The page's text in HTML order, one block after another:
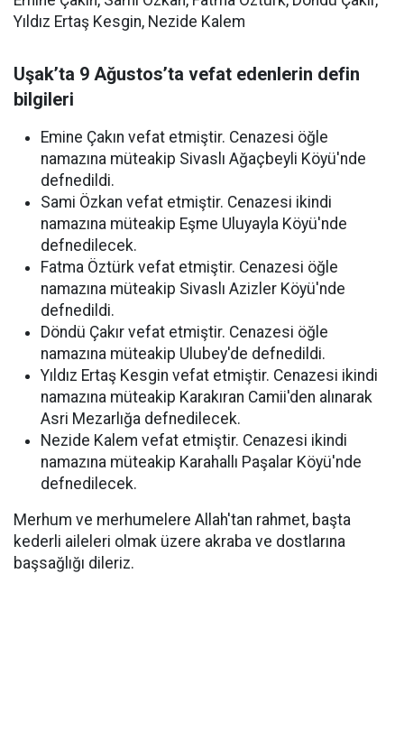
Yıldız Ertaş Kesgin, Nezide Kalem
Uşak’ta 9 Ağustos’ta vefat edenlerin defin
bilgileri
Emine Çakın vefat etmiştir. Cenazesi öğle
namazına müteakip Sivaslı Ağaçbeyli Köyü'nde
defnedildi.
Sami Özkan vefat etmiştir. Cenazesi ikindi
namazına müteakip Eşme Uluyayla Köyü'nde
defnedilecek.
Fatma Öztürk vefat etmiştir. Cenazesi öğle
namazına müteakip Sivaslı Azizler Köyü'nde
defnedildi.
Döndü Çakır vefat etmiştir. Cenazesi öğle
namazına müteakip Ulubey'de defnedildi.
Yıldız Ertaş Kesgin vefat etmiştir. Cenazesi ikindi
namazına müteakip Karakıran Camii'den alınarak
Asri Mezarlığa defnedilecek.
Nezide Kalem vefat etmiştir. Cenazesi ikindi
namazına müteakip Karahallı Paşalar Köyü'nde
defnedilecek.
Merhum ve merhumelere Allah'tan rahmet, başta
kederli aileleri olmak üzere akraba ve dostlarına
başsağlığı dileriz.